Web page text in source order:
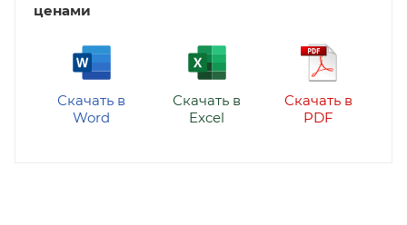
ценами
Скачать в
Word
Скачать в
Excel
Скачать в
PDF